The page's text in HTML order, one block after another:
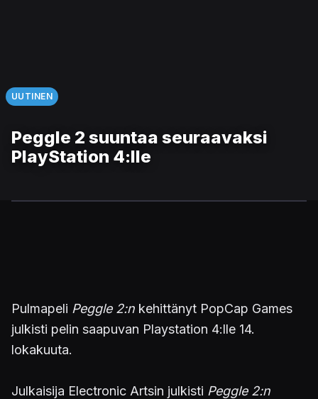
UUTINEN
Peggle 2 suuntaa seuraavaksi
PlayStation 4:lle
Pulmapeli Peggle 2:n kehittänyt PopCap Games
julkisti pelin saapuvan Playstation 4:lle 14.
lokakuuta.
Julkaisija Electronic Artsin julkisti Peggle 2:n